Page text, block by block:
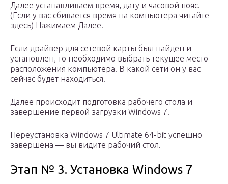
Далее устанавливаем время, дату и часовой пояс.
(Если у вас сбивается время на компьютера читайте
здесь) Нажимаем Далее.
Если драйвер для сетевой карты был найден и
установлен, то необходимо выбрать текущее место
расположения компьютера. В какой сети он у вас
сейчас будет находиться.
Далее происходит подготовка рабочего стола и
завершение первой загрузки Windows 7.
Переустановка Windows 7 Ultimate 64-bit успешно
завершена — вы видите рабочий стол.
Этап № 3. Установка Windows 7